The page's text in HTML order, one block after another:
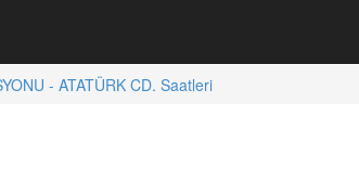
- ATATÜRK CD. Saatleri